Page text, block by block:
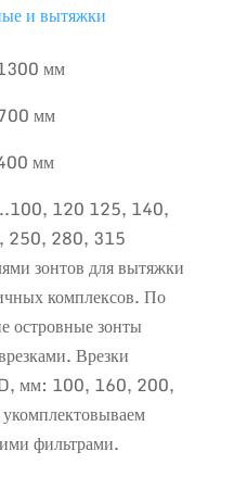
и вытяжки
мм
мм
мм
120 125, 140,
250, 280, 315
зонтов для вытяжки
комплексов. По
островные зонты
Врезки
D, мм: 100, 160, 200,
фильтрами.